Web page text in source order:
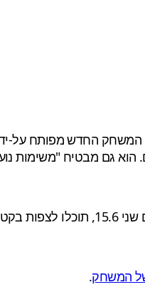
גם מבטיח "משימות
המשחק, במסגרת
המשחק.